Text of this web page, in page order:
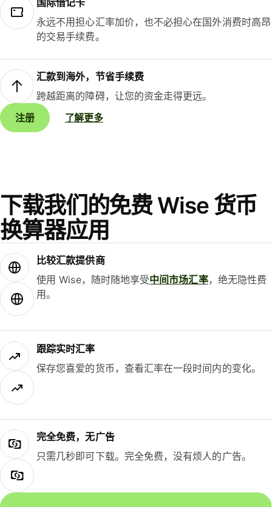
国际借记卡
永远不用担心汇率加价，也不必担心在国外消费时高昂
的交易手续费。
汇款到海外，节省手续费
跨越距离的障碍，让您的资金走得更远。
注册
了解更多
下载我们的免费 Wise 货币
换算器应用
比较汇款提供商
使用 Wise，随时随地享受中间市场汇率，绝无隐性费
用。
跟踪实时汇率
保存您喜爱的货币，查看汇率在一段时间内的变化。
完全免费，无广告
只需几秒即可下载。完全免费，没有烦人的广告。